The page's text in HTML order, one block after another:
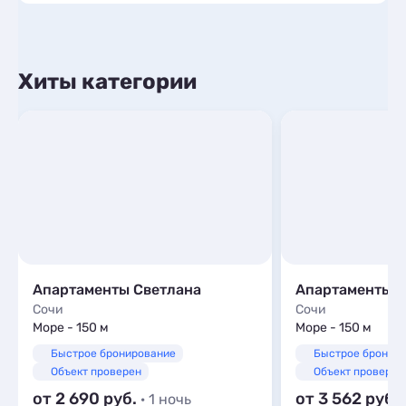
Хиты категории
Апартаменты Светлана
Сочи
Море - 150 м
Быстрое бронирование
Объект проверен
от 2 690 · 1 ночь
Сочи
Море - 150 м
Быстрое
Объект проверен
от 3 562